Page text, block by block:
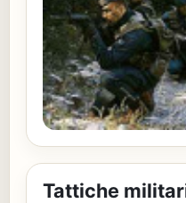
Tattiche